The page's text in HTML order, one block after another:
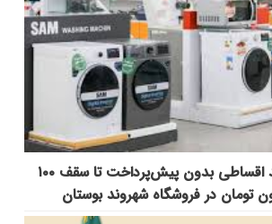
خرید اقساطی بدون پیش‌پرداخت تا سقف ۱۰۰
تومان در فروشگاه شهروند بوستان